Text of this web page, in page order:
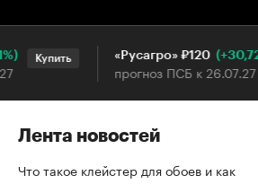
Купить «Русагро» ₽120 (+30,72%)
прогноз ПСБ к 26.07.27
Лента новостей
Что такое клейстер для обоев и как